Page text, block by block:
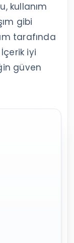
kullanım
gibi
tarafında
iyi
güven